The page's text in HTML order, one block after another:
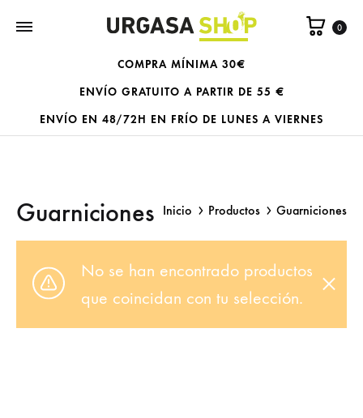
0
COMPRA MÍNIMA 30€
ENVÍO GRATUITO A PARTIR DE 55 €
ENVÍO EN 48/72H EN FRÍO DE LUNES A VIERNES
Guarniciones Inicio Productos Guarniciones
No se han encontrado productos
que coincidan con tu selección.